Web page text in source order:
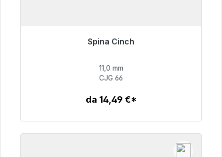
Spina Cinch
Pronto per la spedizione immediata, tempo di
55,99 €
11,0 mm
CJG 66
da 14,49 €*